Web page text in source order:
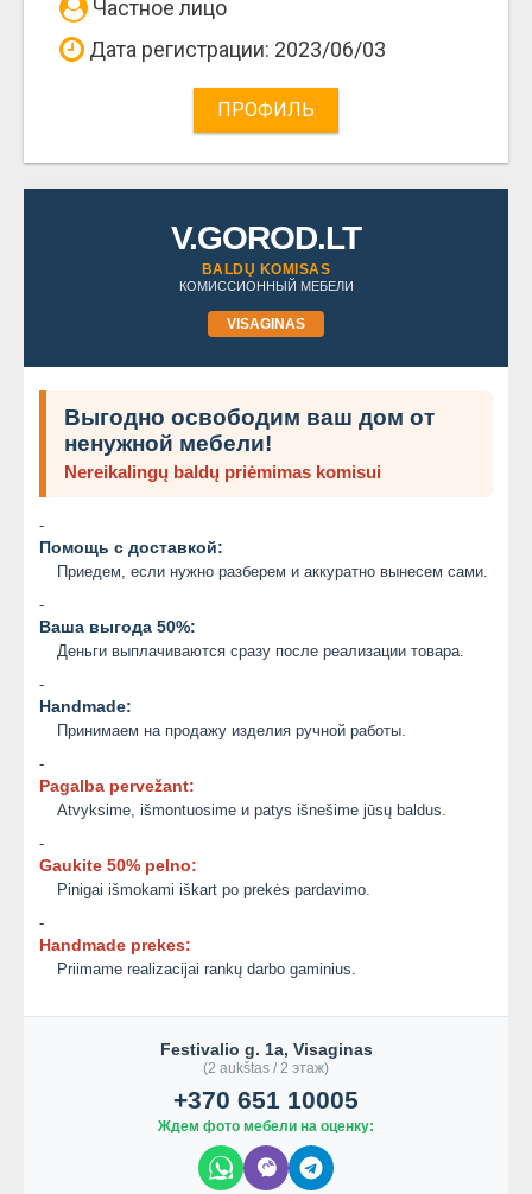
Частное лицо
Дата регистрации: 2023/06/03
ПРОФИЛЬ
V.GOROD.LT
BALDŲ KOMISAS
КОМИССИОННЫЙ МЕБЕЛИ
VISAGINAS
Выгодно освободим ваш дом от
ненужной мебели!
Nereikalingų baldų priėmimas komisui
-
Помощь с доставкой:
Приедем, если нужно разберем и аккуратно вынесем сами.
-
Ваша выгода 50%:
Деньги выплачиваются сразу после реализации товара.
-
Handmade:
Принимаем на продажу изделия ручной работы.
-
Pagalba pervežant:
Atvyksime, išmontuosime и patys išnešime jūsų baldus.
-
Gaukite 50% pelno:
Pinigai išmokami iškart po prekės pardavimo.
-
Handmade prekes:
Priimame realizacijai rankų darbo gaminius.
Festivalio g. 1a, Visaginas
(2 aukštas / 2 этаж)
+370 651 10005
Ждем фото мебели на оценку: